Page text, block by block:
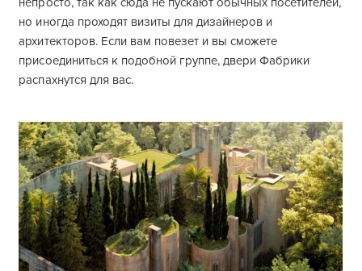
но иногда проходят визиты для дизайнеров и
архитекторов. Если вам повезет и вы сможете
присоединиться к подобной группе, двери Фабрики
распахнутся для вас.